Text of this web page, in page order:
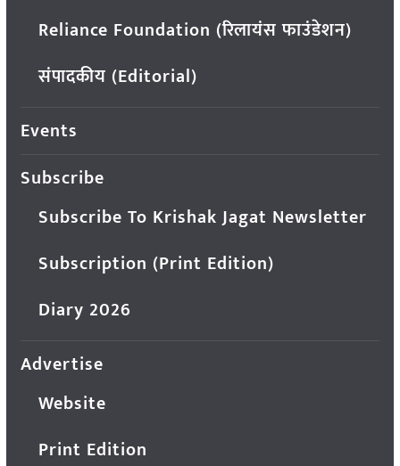
Reliance Foundation (रिलायंस फाउंडेशन)
संपादकीय (Editorial)
Events
Subscribe
Subscribe To Krishak Jagat Newsletter
Subscription (Print Edition)
Diary 2026
Advertise
Website
Print Edition